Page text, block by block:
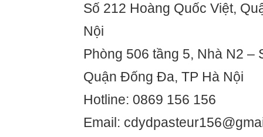
Số 212 Hoàng Quốc Việt,
Nội
Phòng 506 tầng 5, Nhà N2 –
Quận Đống Đa, TP Hà Nội
Hotline: 0869 156 156
Email: